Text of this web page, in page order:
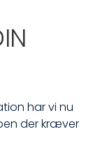
har vi nu
der kræver